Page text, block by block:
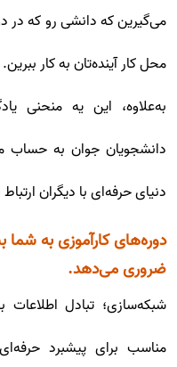
می‌گیرین که دانشی رو که در
محل کار آینده‌تان به کار ببرین.
به‌علاوه، این یه منحنی
دانشجویان جوان به حساب
دنیای حرفه‌ای با دیگران ارتباط
دوره‌های کارآموزی به شما
ضروری می‌دهد.
شبکه‌سازی؛ تبادل اطلاعات
مناسب برای پیشبرد